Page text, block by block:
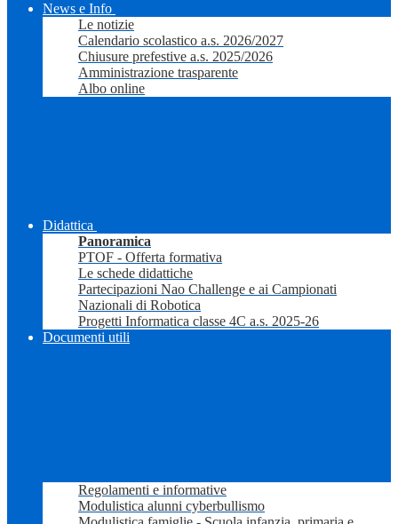
News e Info
Le notizie
Calendario scolastico a.s. 2026/2027
Chiusure prefestive a.s. 2025/2026
Amministrazione trasparente
Albo online
Didattica
Panoramica
PTOF - Offerta formativa
Le schede didattiche
Partecipazioni Nao Challenge e ai Campionati
Nazionali di Robotica
Progetti Informatica classe 4C a.s. 2025-26
Documenti utili
Regolamenti e informative
Modulistica alunni cyberbullismo